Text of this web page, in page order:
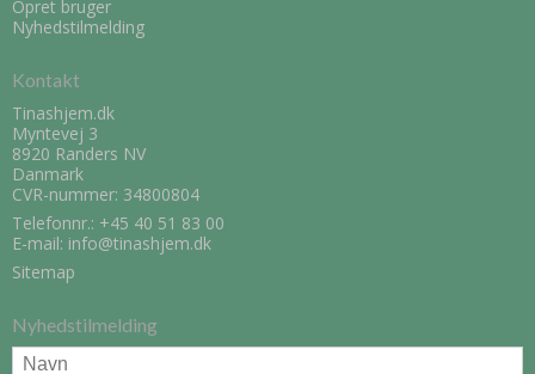
Opret bruger
Nyhedstilmelding
Kontakt
Tinashjem.dk
Myntevej 3
8920 Randers NV
Danmark
CVR-nummer: 34800804
Telefonnr.: +45 40 51 83 00
E-mail: info@tinashjem.dk
Sitemap
Nyhedstilmelding